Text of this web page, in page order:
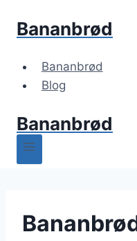
Bananbrød
Bananbrød
Blog
Bananbrød